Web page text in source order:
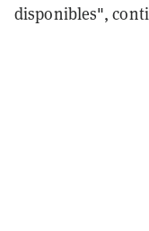
disponibles",